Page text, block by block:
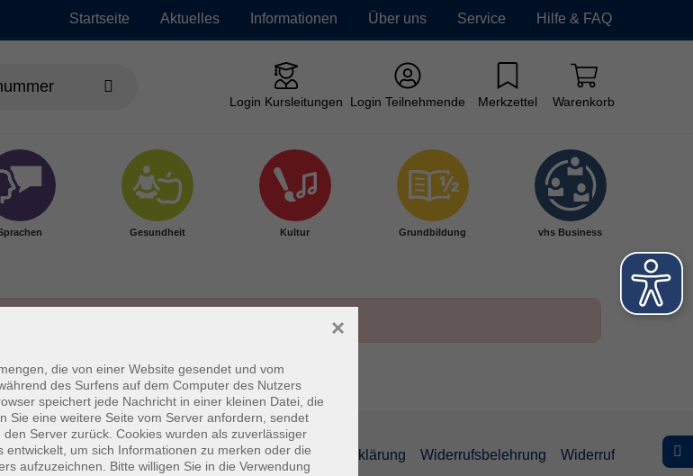
Startseite Aktuelles Informationen Über uns Service Hilfe & FAQ
Login Kursleitungen Login Teilnehmende Merkzettel Warenkorb
Gesundheit Kultur Grundbildung vhs Business
AGBs Datenschutzerklärung Barrierefreiheitserklärung Widerrufsbelehrung Widerruf
die von einer Website gesendet und vom
des Surfens auf dem Computer des Nutzers
speichert jede Nachricht in einer kleinen Datei, die
Sie eine weitere Seite vom Server anfordern, sendet
Server zurück. Cookies wurden als zuverlässiger
entwickelt, um sich Informationen zu merken oder die
aufzuzeichnen. Bitte willigen Sie in die Verwendung
×